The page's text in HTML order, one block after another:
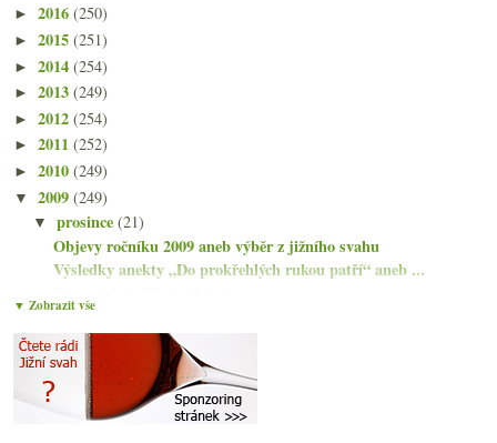
► 2016 (250)
► 2015 (251)
► 2014 (254)
► 2013 (249)
► 2012 (254)
► 2011 (252)
► 2010 (249)
▼ 2009 (249)
▼prosince(21)
Objevy ročníku 2009 aneb výběr z jižního svahu
Výsledky anekty „Do prokřehlých rukou patří“ aneb ...
Vánoční vinná skoropohádka
Jižně svažité péefko…
Dvě předsilvestrovská bublání
Vinná zmrzlina a další drobnosti
Výsledky ankety „Kde nejčastěji piju víno...“
▼ Zobrazit vše